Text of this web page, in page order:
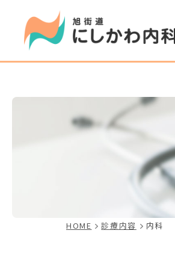
HOME 診療内容 内科